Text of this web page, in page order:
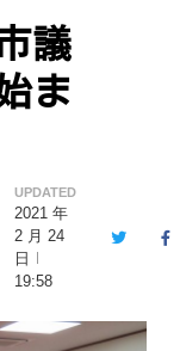
議
ま
UPDATED
2021 年
2 月 24
日
19:58
Twitter